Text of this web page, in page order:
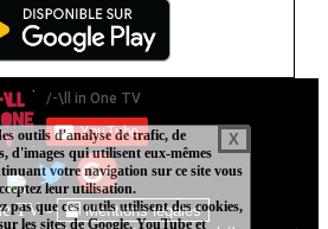
X
outils d'analyse de trafic, de
d'images qui utilisent eux-mêmes
votre navigation sur ce site vous
leur utilisation.
pas que ces outils utilisent des cookies,
les sites de Google, YouTube et
provenant de YouTube ou de
TV -
Mentions légales